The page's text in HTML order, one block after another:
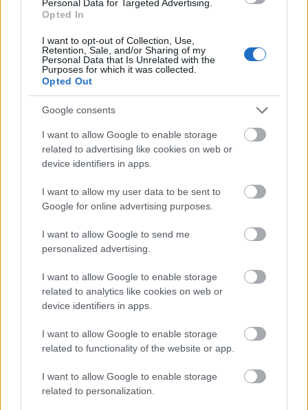
Personal Data for Targeted Advertising.
Opted In
I want to opt-out of Collection, Use,
Retention, Sale, and/or Sharing of my
Personal Data that Is Unrelated with the
Purposes for which it was collected.
Opted Out
Google consents
I want to allow Google to enable storage
related to advertising like cookies on web or
device identifiers in apps.
I want to allow my user data to be sent to
Google for online advertising purposes.
I want to allow Google to send me
personalized advertising.
I want to allow Google to enable storage
related to analytics like cookies on web or
device identifiers in apps.
I want to allow Google to enable storage
related to functionality of the website or app.
I want to allow Google to enable storage
related to personalization.
ΚΟΣΜΟΣ
Ο Τραμπ ξεκινά την έναρξη των εκδηλώσεων
για την ημέρα της ανεξαρτησίας, τι
προβλέπεται
ΚΟΣΜΟΣ
Ο Τραμπ άναψε πράσινο φως για πώληση
κινητήρων στην Τουρκία, τι σημαίνει